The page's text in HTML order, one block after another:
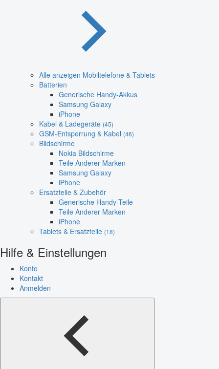
Alle anzeigen Mobiltelefone & Tablets
Batterien
Generische Handy-Akkus
Samsung Galaxy
iPhone
Kabel & Ladegeräte (45)
GSM-Entsperrung & Kabel (46)
Bildschirme
Nokia Bildschirme
Teile Anderer Marken
Samsung Galaxy
iPhone
Ersatzteile & Zubehör
Generische Handy-Teile
Teile Anderer Marken
iPhone
Tablets & Ersatzteile (18)
Hilfe & Einstellungen
Konto
Kontakt
Anmelden